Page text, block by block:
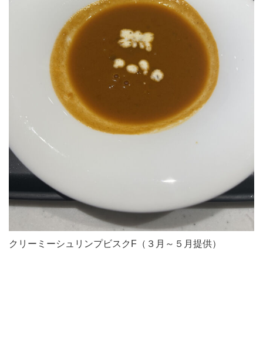
クリーミーシュリンプビスクF（３月～５月提供）